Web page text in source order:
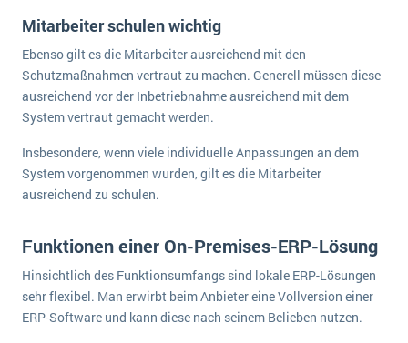
Mitarbeiter schulen wichtig
Ebenso gilt es die Mitarbeiter ausreichend mit den
Schutzmaßnahmen vertraut zu machen. Generell müssen diese
ausreichend vor der Inbetriebnahme ausreichend mit dem
System vertraut gemacht werden.
Insbesondere, wenn viele individuelle Anpassungen an dem
System vorgenommen wurden, gilt es die Mitarbeiter
ausreichend zu schulen.
Funktionen einer On-Premises-ERP-Lösung
Hinsichtlich des Funktionsumfangs sind lokale ERP-Lösungen
sehr flexibel. Man erwirbt beim Anbieter eine Vollversion einer
ERP-Software und kann diese nach seinem Belieben nutzen.